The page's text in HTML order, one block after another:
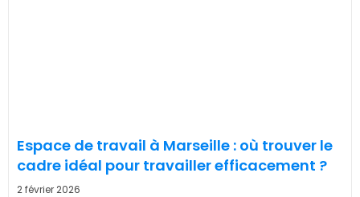
Espace de travail à Marseille : où trouver le
cadre idéal pour travailler efficacement ?
2 février 2026